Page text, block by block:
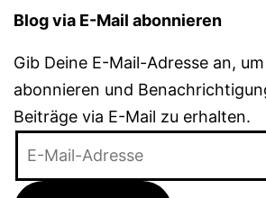
Blog via E-Mail abonnieren
Gib Deine E-Mail-Adresse an,
abonnieren und
Beiträge via E-Mail zu erhalten.